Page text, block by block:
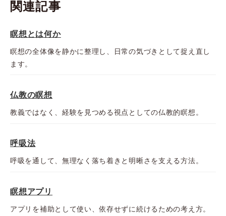
関連記事
瞑想とは何か
瞑想の全体像を静かに整理し、日常の気づきとして捉え直し
ます。
仏教の瞑想
教義ではなく、経験を見つめる視点としての仏教的瞑想。
呼吸法
呼吸を通して、無理なく落ち着きと明晰さを支える方法。
瞑想アプリ
アプリを補助として使い、依存せずに続けるための考え方。